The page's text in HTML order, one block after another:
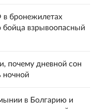
бронежилетах
бойца взрывоопасный
почему дневной сон
ночной
в Болгарию и